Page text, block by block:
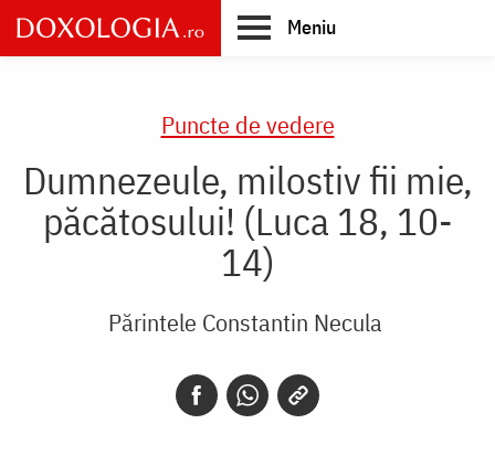
Skip
to
main
Meniu
Puncte de vedere
Dumnezeule, milostiv fii mie,
păcătosului! (Luca 18, 10-
14)
Părintele Constantin Necula